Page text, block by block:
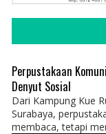
Perpustakaan
Denyut Sosial
Dari Kampung Kue
Surabaya,
membaca, tetapi